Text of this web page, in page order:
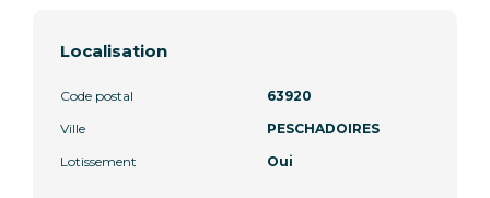
Localisation
Code postal
63920
Ville
PESCHADOIRES
Lotissement
Oui